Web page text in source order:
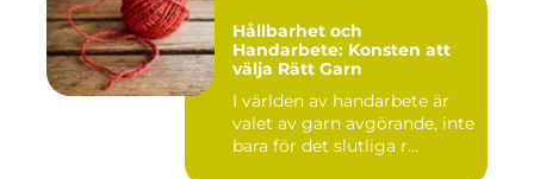
Hållbarhet och
Handarbete: Konsten att
välja Rätt Garn
I världen av handarbete är
valet av garn avgörande, inte
bara för det slutliga r...